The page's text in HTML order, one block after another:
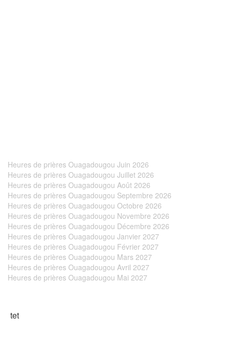
This page can't load Google Maps correctly.
Do you own this website?
Heures de prières Ouagadougou Juin 2026
Heures de prières Ouagadougou Juillet 2026
Heures de prières Ouagadougou Août 2026
Heures de prières Ouagadougou Septembre 2026
Heures de prières Ouagadougou Octobre 2026
Heures de prières Ouagadougou Novembre 2026
Heures de prières Ouagadougou Décembre 2026
Heures de prières Ouagadougou Janvier 2027
Heures de prières Ouagadougou Février 2027
Heures de prières Ouagadougou Mars 2027
Heures de prières Ouagadougou Avril 2027
Heures de prières Ouagadougou Mai 2027
tet